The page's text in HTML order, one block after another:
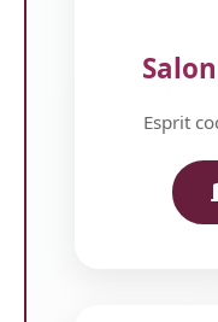
Esprit